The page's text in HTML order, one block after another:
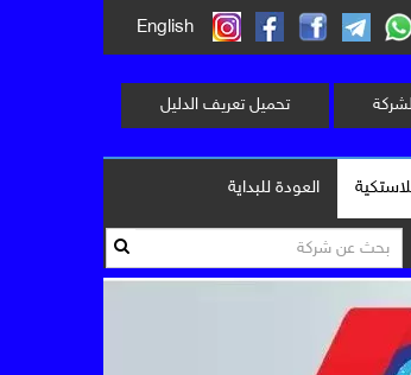
English
تحميل تعريف الدليل
العودة للبداية